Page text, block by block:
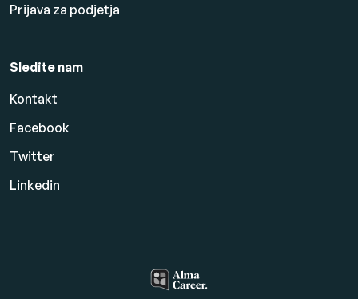
Prijava za podjetja
Sledite nam
Kontakt
Facebook
Twitter
Linkedin